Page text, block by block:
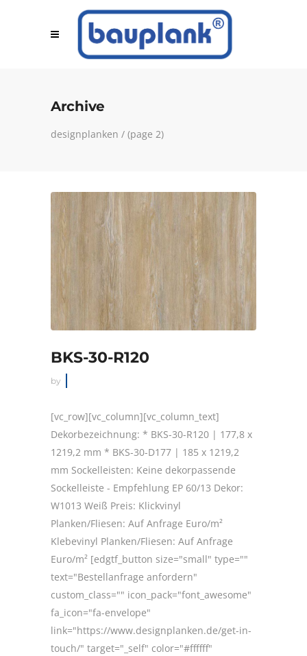
Archive
designplanken / (page 2)
BKS-30-R120
by
[vc_row][vc_column][vc_column_text]
Dekorbezeichnung: * BKS-30-R120 | 177,8 x
1219,2 mm * BKS-30-D177 | 185 x 1219,2
mm Sockelleisten: Keine dekorpassende
Sockelleiste - Empfehlung EP 60/13 Dekor:
W1013 Weiß Preis: Klickvinyl
Planken/Fliesen: Auf Anfrage Euro/m²
Klebevinyl Planken/Fliesen: Auf Anfrage
Euro/m² [edgtf_button size="small" type=""
text="Bestellanfrage anfordern"
custom_class="" icon_pack="font_awesome"
fa_icon="fa-envelope"
link="https://www.designplanken.de/get-in-
touch/" target="_self" color="#ffffff"